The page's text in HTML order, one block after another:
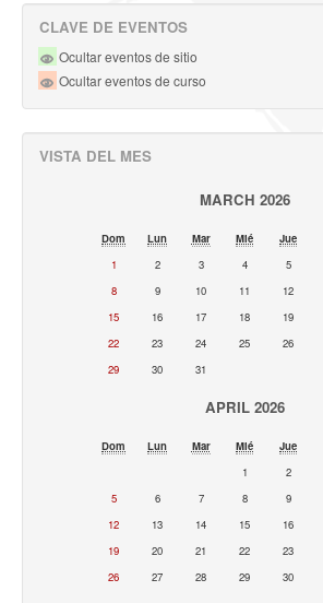
CLAVE DE EVENTOS
Ocultar eventos de sitio
Ocultar eventos de curso
VISTA DEL MES
MARCH 2026
Dom Lun Mar Mié Jue
1
2 3 4 5
8
9 10 11 12
15
16 17 18 19
22
23 24 25 26
29
30 31
APRIL 2026
Dom Lun Mar Mié Jue
1
2
5
6 7 8 9
12
13 14 15 16
19
20 21 22 23
26
27 28 29 30